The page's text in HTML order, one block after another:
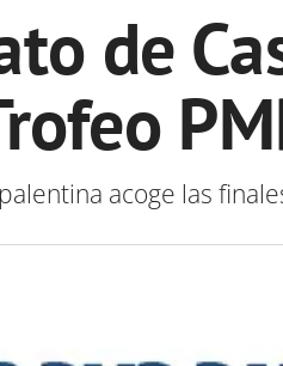
de
acoge las